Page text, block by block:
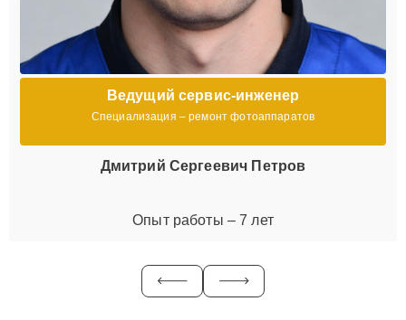
Ведущий сервис-инженер
Специализация – ремонт фотоаппаратов
Дмитрий Сергеевич Петров
Опыт работы – 7 лет